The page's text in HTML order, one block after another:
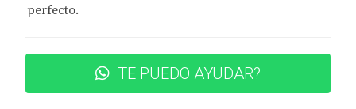
importante. En Georgia, los propietarios deben
impuestos también son deducibles. Por lo general, el
monto varía según el condado y el valor tasado de
perfecto.
TE PUEDO AYUDAR?